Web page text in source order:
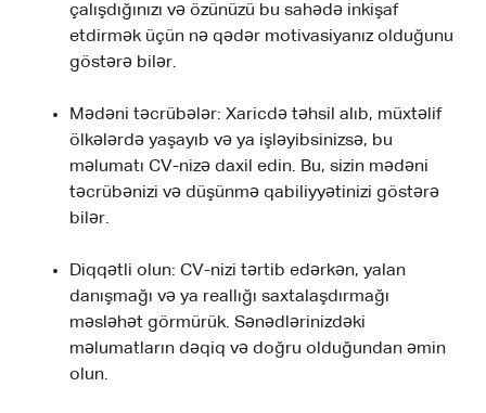
çalışdığınızı və özünüzü bu sahədə inkişaf
etdirmək üçün nə qədər motivasiyanız olduğunu
göstərə bilər.
Mədəni təcrübələr: Xaricdə təhsil alıb, müxtəlif
ölkələrdə yaşayıb və ya işləyibsinizsə, bu
məlumatı CV-nizə daxil edin. Bu, sizin mədəni
təcrübənizi və düşünmə qabiliyyətinizi göstərə
bilər.
Diqqətli olun: CV-nizi tərtib edərkən, yalan
danışmağı və ya reallığı saxtalaşdırmağı
məsləhət görmürük. Sənədlərinizdəki
məlumatların dəqiq və doğru olduğundan əmin
olun.